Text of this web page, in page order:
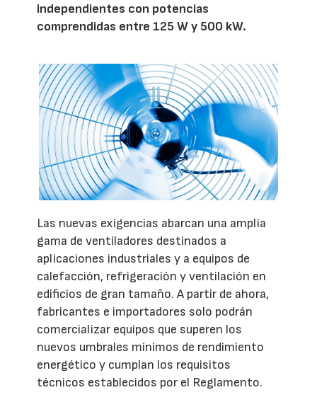
independientes con potencias
comprendidas entre 125 W y 500 kW.
Las nuevas exigencias abarcan una amplia
gama de ventiladores destinados a
aplicaciones industriales y a equipos de
calefacción, refrigeración y ventilación en
edificios de gran tamaño. A partir de ahora,
fabricantes e importadores solo podrán
comercializar equipos que superen los
nuevos umbrales mínimos de rendimiento
energético y cumplan los requisitos
técnicos establecidos por el Reglamento.